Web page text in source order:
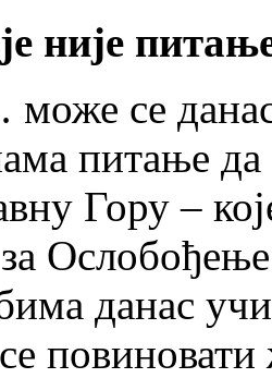
није
се
питање
Гору –
данас